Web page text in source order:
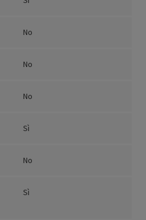
No
No
No
Sì
No
Sì